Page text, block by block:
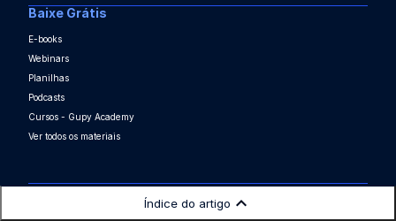
Índice do artigo
Baixe Grátis
E-books
Webinars
Planilhas
Podcasts
Cursos - Gupy Academy
Ver todos os materiais
©2015-2026 Gupy. Todos os direitos reservados.
Política de Privacidade|Portal de Privacidade